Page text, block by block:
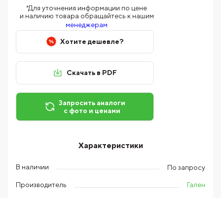
*Для уточнения информации по цене
и наличию товара обращайтесь к нашим
менеджерам
Хотите дешевле?
Скачать в PDF
Запросить аналоги
с фото и ценами
Характеристики
В наличии По запросу
Производитель Гален